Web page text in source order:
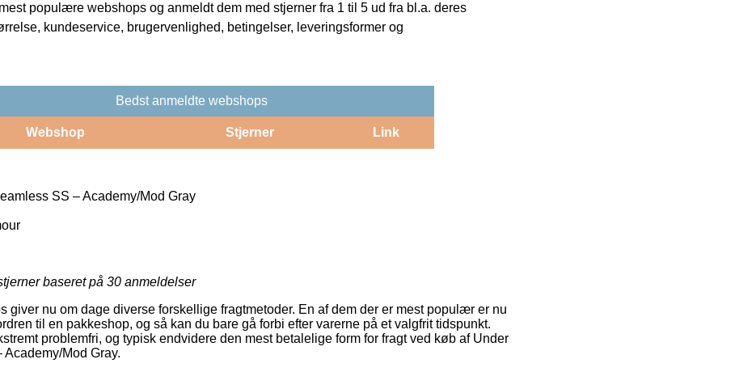
populære webshops og anmeldt dem med stjerner fra 1 til 5 ud fra bl.a. deres
kundeservice, brugervenlighed, betingelser, leveringsformer og
Bedst anmeldte webshops
Webshop Stjerner Link
SS – Academy/Mod Gray
baseret på 30 anmeldelser
giver nu om dage diverse forskellige fragtmetoder. En af dem der er mest populær er nu
til en pakkeshop, og så kan du bare gå forbi efter varerne på et valgfrit tidspunkt.
problemfri, og typisk endvidere den mest betalelige form for fragt ved køb af Under
Mod Gray.